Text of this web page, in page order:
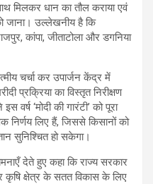
मिलकर धान का तौल कराया एवं
जाना। उल्लेखनीय है कि
कांपा, जीताटोला और डगनिया
चर्चा कर उपार्जन केंद्र में
प्रक्रिया का विस्तृत निरीक्षण
वर्ष ‘मोदी की गारंटी’ को पूरा
निर्णय लिए हैं, जिससे किसानों को
सुनिश्चित हो सकेगा।
देते हुए कहा कि राज्य सरकार
कृषि क्षेत्र के सतत विकास के लिए